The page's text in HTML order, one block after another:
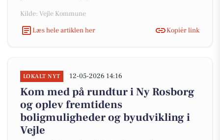
Kilde: Vejle Kommune
Læs hele artiklen her
Kopiér link
LOKALT NYT 12-05-2026 14:16
Kom med på rundtur i Ny Rosborg
og oplev fremtidens
boligmuligheder og byudvikling i
Vejle